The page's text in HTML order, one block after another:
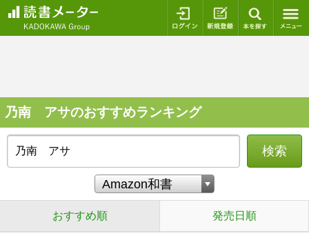
ログイン 新規登録
乃南 アサのおすすめランキング
検索
おすすめ順 発売日順